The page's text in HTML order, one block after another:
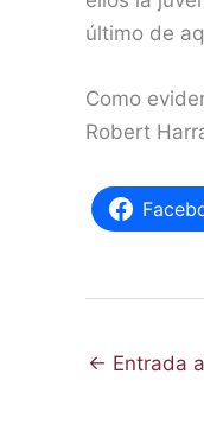
último de
Como
Robert
← Entrada